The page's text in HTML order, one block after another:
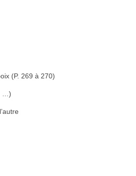
(P. 269 à 270)
…)